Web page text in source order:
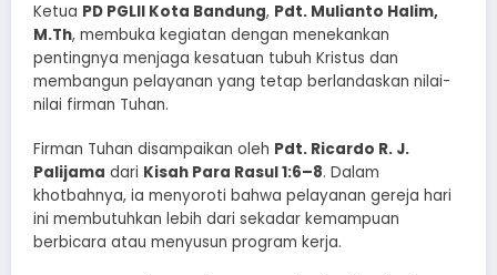
Ketua PD PGLII Kota Bandung, Pdt. Mulianto Halim,
M.Th, membuka kegiatan dengan menekankan
pentingnya menjaga kesatuan tubuh Kristus dan
membangun pelayanan yang tetap berlandaskan nilai-
nilai firman Tuhan.
Firman Tuhan disampaikan oleh Pdt. Ricardo R. J.
Palijama dari Kisah Para Rasul 1:6–8. Dalam
khotbahnya, ia menyoroti bahwa pelayanan gereja hari
ini membutuhkan lebih dari sekadar kemampuan
berbicara atau menyusun program kerja.